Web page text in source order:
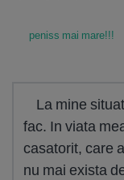
peniss mai mare!!!
La mine
fac. In viata
casatorit, care
nu mai exista